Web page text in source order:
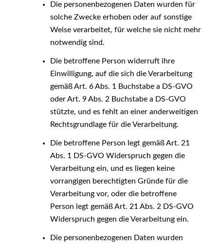
Die personenbezogenen Daten wurden für
solche Zwecke erhoben oder auf sonstige
Weise verarbeitet, für welche sie nicht mehr
notwendig sind.
Die betroffene Person widerruft ihre
Einwilligung, auf die sich die Verarbeitung
gemäß Art. 6 Abs. 1 Buchstabe a DS-GVO
oder Art. 9 Abs. 2 Buchstabe a DS-GVO
stützte, und es fehlt an einer anderweitigen
Rechtsgrundlage für die Verarbeitung.
Die betroffene Person legt gemäß Art. 21
Abs. 1 DS-GVO Widerspruch gegen die
Verarbeitung ein, und es liegen keine
vorrangigen berechtigten Gründe für die
Verarbeitung vor, oder die betroffene
Person legt gemäß Art. 21 Abs. 2 DS-GVO
Widerspruch gegen die Verarbeitung ein.
Die personenbezogenen Daten wurden